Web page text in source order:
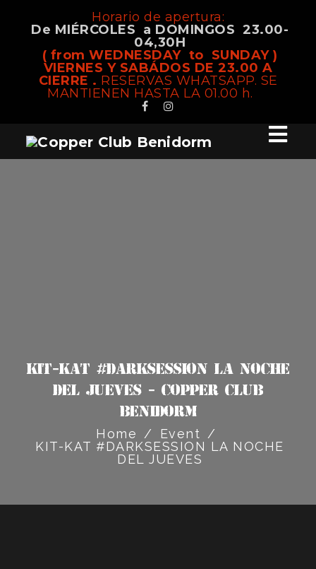
Horario de apertura:
De MIÉRCOLES a DOMINGOS 23.00-
04,30H
( from WEDNESDAY to SUNDAY )
VIERNES Y SABÁDOS DE 23.00 A
CIERRE . RESERVAS WHATSAPP. SE
MANTIENEN HASTA LA 01.00 h.
KIT-KAT #DARKSESSION LA NOCHE
DEL JUEVES - Copper Club
Benidorm
Home / Event /
KIT-KAT #DARKSESSION LA NOCHE
DEL JUEVES